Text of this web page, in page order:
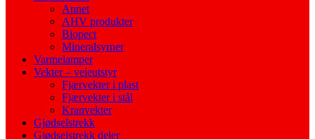
Annet
AHV produkter
Biopect
Mineralsyrner
Varmelamper
Vekter – veieutstyr
Fjærvekter i plast
Fjærvekter i stål
Kranvekter
Gjødselstrekk
Gjødselstrekk deler